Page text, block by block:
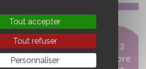
Tout accepter
Tout refuser
Personnaliser